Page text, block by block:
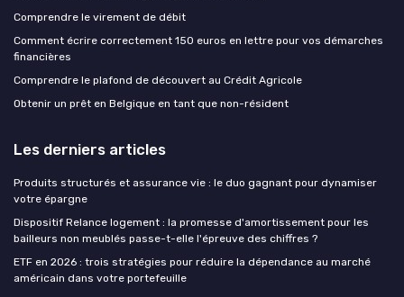
Comprendre le virement de débit
Comment écrire correctement 150 euros en lettre pour vos démarches
financières
Comprendre le plafond de découvert au Crédit Agricole
Obtenir un prêt en Belgique en tant que non-résident
Les derniers articles
Produits structurés et assurance vie : le duo gagnant pour dynamiser
votre épargne
Dispositif Relance logement : la promesse d'amortissement pour les
bailleurs non meublés passe-t-elle l'épreuve des chiffres ?
ETF en 2026 : trois stratégies pour réduire la dépendance au marché
américain dans votre portefeuille